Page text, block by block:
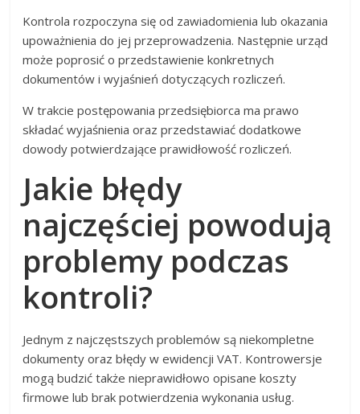
Kontrola rozpoczyna się od zawiadomienia lub okazania
upoważnienia do jej przeprowadzenia. Następnie urząd
może poprosić o przedstawienie konkretnych
dokumentów i wyjaśnień dotyczących rozliczeń.
W trakcie postępowania przedsiębiorca ma prawo
składać wyjaśnienia oraz przedstawiać dodatkowe
dowody potwierdzające prawidłowość rozliczeń.
Jakie błędy
najczęściej powodują
problemy podczas
kontroli?
Jednym z najczęstszych problemów są niekompletne
dokumenty oraz błędy w ewidencji VAT. Kontrowersje
mogą budzić także nieprawidłowo opisane koszty
firmowe lub brak potwierdzenia wykonania usług.